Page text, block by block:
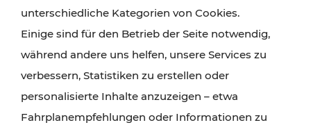
unterschiedliche Kategorien von Cookies.
Einige sind für den Betrieb der Seite notwendig,
während andere uns helfen, unsere Services zu
verbessern, Statistiken zu erstellen oder
personalisierte Inhalte anzuzeigen – etwa
Fahrplanempfehlungen oder Informationen zu